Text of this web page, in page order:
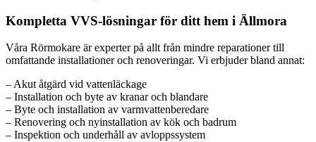
Kompletta VVS-lösningar för ditt hem i Ällmora
Våra Rörmokare är experter på allt från mindre reparationer till
omfattande installationer och renoveringar. Vi erbjuder bland annat:
– Akut åtgärd vid vattenläckage
– Installation och byte av kranar och blandare
– Byte och installation av varmvattenberedare
– Renovering och nyinstallation av kök och badrum
– Inspektion och underhåll av avloppssystem